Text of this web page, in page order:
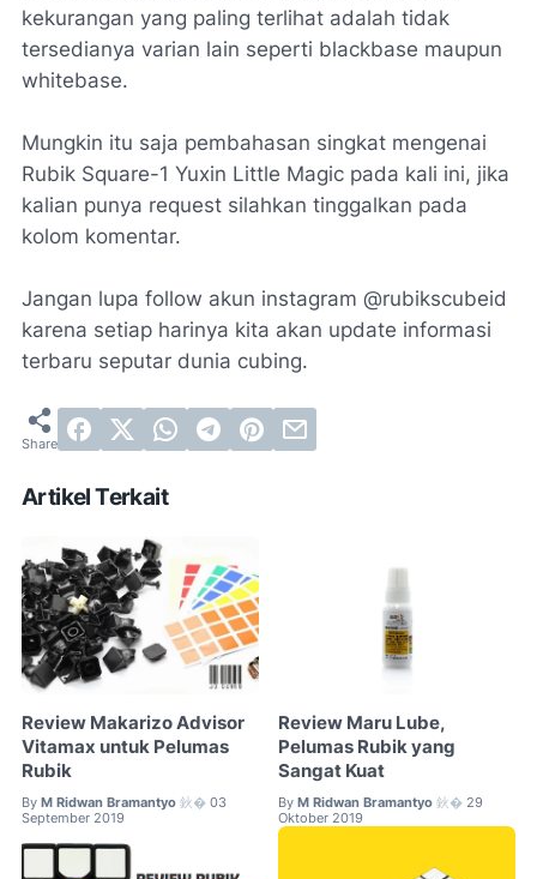
kekurangan yang paling terlihat adalah tidak
tersedianya varian lain seperti blackbase maupun
whitebase.
Mungkin itu saja pembahasan singkat mengenai
Rubik Square-1 Yuxin Little Magic pada kali ini, jika
kalian punya request silahkan tinggalkan pada
kolom komentar.
Jangan lupa follow akun instagram @rubikscubeid
karena setiap harinya kita akan update informasi
terbaru seputar dunia cubing.
Artikel Terkait
Review Makarizo Advisor
Vitamax untuk Pelumas
Rubik
By M Ridwan Bramantyo 鈥� 03
September 2019
Review Maru Lube,
Pelumas Rubik yang
Sangat Kuat
By M Ridwan Bramantyo 鈥� 29
Oktober 2019